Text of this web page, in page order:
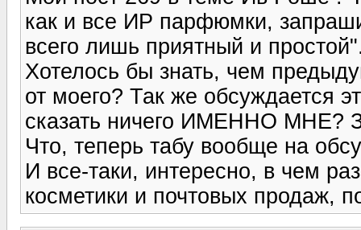
как и все ИР парфюмки,
всего лишь приятный и
Хотелось бы знать, чем
от моего? Так же обсуждается
сказать ничего ИМЕННО МНЕ?
Что, теперь табу вообще на
И все-таки, интересно, в чем
косметики и почтовых продаж,